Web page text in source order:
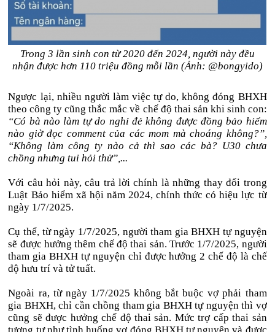
Trong 3 lần sinh con từ 2020 đến 2024, người này đều
nhận được hơn 110 triệu đồng mỗi lần (Ảnh: @bongyido)
Ngược lại, nhiều người làm việc tự do, không đóng BHXH
theo công ty cũng thắc mắc về chế độ thai sản khi sinh con:
“Có bà nào làm tự do nghỉ đẻ không được đồng bảo hiểm
nào giờ đọc comment của các mom mà choáng không?”,
“Không làm công ty nào cả thì sao các bà? U30 chưa
chồng nhưng tui hỏi thử”,...
Với câu hỏi này, câu trả lời chính là những thay đổi trong
Luật Bảo hiểm xã hội năm 2024, chính thức có hiệu lực từ
ngày 1/7/2025.
Cụ thể, từ ngày 1/7/2025, người tham gia BHXH tự nguyện
sẽ được hưởng thêm chế độ thai sản. Trước 1/7/2025, người
tham gia BHXH tự nguyện chỉ được hưởng 2 chế độ là chế
độ hưu trí và tử tuất.
Ngoài ra, từ ngày 1/7/2025 không bắt buộc vợ phải tham
gia BHXH, chỉ cần chồng tham gia BHXH tự nguyện thì vợ
cũng sẽ được hưởng chế độ thai sản. Mức trợ cấp thai sản